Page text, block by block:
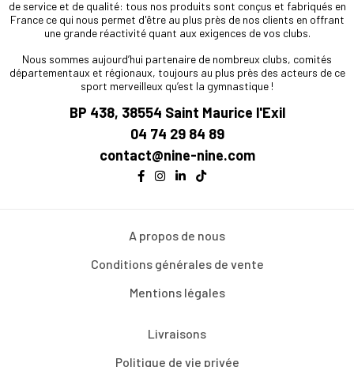
de service et de qualité: tous nos produits sont conçus et fabriqués en
France ce qui nous permet d'être au plus près de nos clients en offrant
une grande réactivité quant aux exigences de vos clubs.
Nous sommes aujourd’hui partenaire de nombreux clubs, comités
départementaux et régionaux, toujours au plus près des acteurs de ce
sport merveilleux qu’est la gymnastique !
BP 438, 38554 Saint Maurice l'Exil
04 74 29 84 89
contact@nine-nine.com
A propos de nous
Conditions générales de vente
Mentions légales
Livraisons
Politique de vie privée